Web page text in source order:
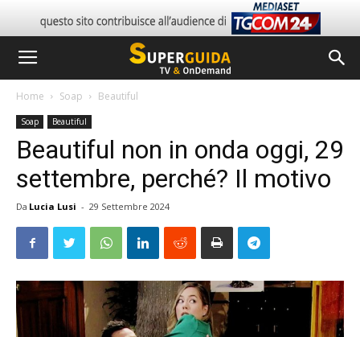
Home Soap Beautiful
Soap Beautiful
Beautiful non in onda oggi, 29
settembre, perché? Il motivo
Da Lucia Lusi - 29 Settembre 2024